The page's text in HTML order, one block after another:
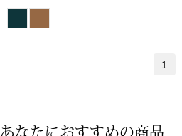
1
あなたにおすすめの商品